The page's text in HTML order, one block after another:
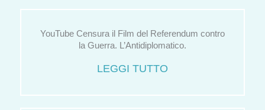
YouTube Censura il Film del Referendum contro
la Guerra. L’Antidiplomatico.
LEGGI TUTTO